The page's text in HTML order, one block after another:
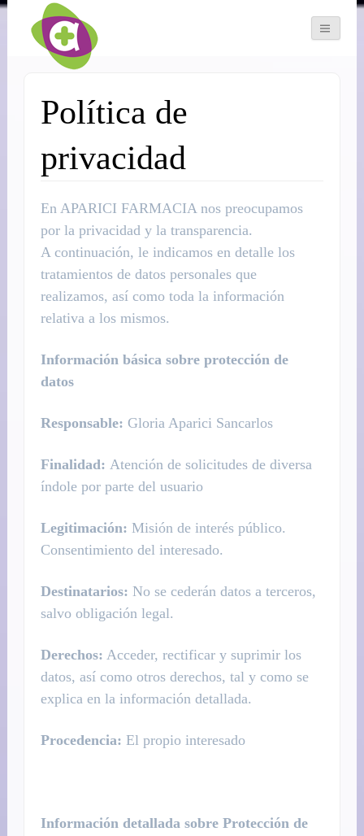
Política de
privacidad
En APARICI FARMACIA nos preocupamos
por la privacidad y la transparencia.
A continuación, le indicamos en detalle los
tratamientos de datos personales que
realizamos, así como toda la información
relativa a los mismos.
Información básica sobre protección de
datos
Responsable: Gloria Aparici Sancarlos
Finalidad: Atención de solicitudes de diversa
índole por parte del usuario
Legitimación: Misión de interés público.
Consentimiento del interesado.
Destinatarios: No se cederán datos a terceros,
salvo obligación legal.
Derechos: Acceder, rectificar y suprimir los
datos, así como otros derechos, tal y como se
explica en la información detallada.
Procedencia: El propio interesado
Información detallada sobre Protección de